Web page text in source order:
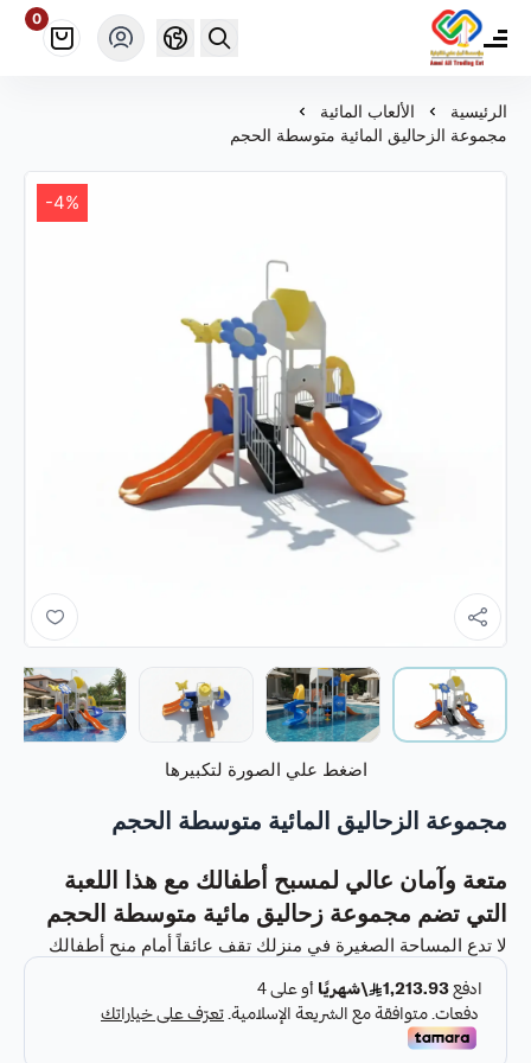
مؤسسة أمل علي ألعاب للتجارة
0
الرئيسية
الألعاب المائية
مجموعة الزحاليق المائية متوسطة الحجم
-4%
اضغط علي الصورة لتكبيرها
مجموعة الزحاليق المائية متوسطة الحجم
متعة وآمان عالي لمسبح أطفالك مع هذا اللعبة
التي تضم مجموعة زحاليق مائية متوسطة الحجم
لا تدع المساحة الصغيرة في منزلك تقف عائقاً أمام منح أطفالك
صيفًا لا يُنسى! مع
مجموعة الزحاليق المائية متوسطة الحجم
يمكنك الآن بسهولة تحويل أي ركن في حديقتك، فناء منزلك، أو حتى
سطح منزلك إلى مركز ترفيهي مائي يضج بالمرح والإثارة. هذه